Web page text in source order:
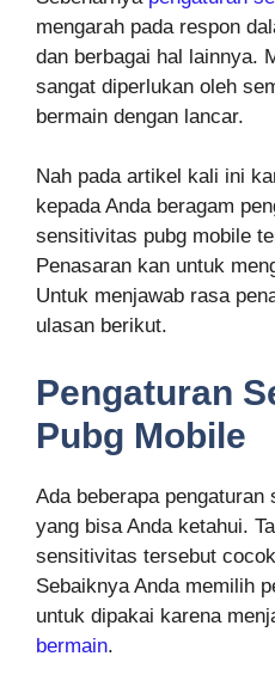
mengarah pada respon
dan berbagai hal lainnya.
sangat diperlukan oleh
bermain dengan lancar.
Nah pada artikel kali ini
kepada Anda beragam
sensitivitas pubg mobile
Penasaran kan untuk
Untuk menjawab rasa
ulasan berikut.
Pengaturan
Pubg Mobile
Ada beberapa
yang bisa Anda ketahui.
sensitivitas tersebut
Sebaiknya Anda memilih
untuk dipakai karena
bermain.